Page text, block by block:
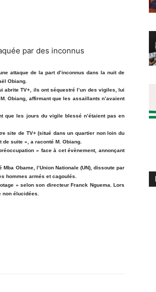
attaque de la part d’inconnus dans la nuit de
Obiang.
abrite TV+, ils ont séquestré l’un des vigiles, lui
Obiang, affirmant que les assaillants n’avaient
que les jours du vigile blessé n’étaient pas en
site de TV+ (situé dans un quartier non loin du
suite », a raconté M. Obiang.
» face à cet évènement, annonçant
Obame, l’Union Nationale (UN), dissoute par
hommes armés et cagoulés.
» selon son directeur Franck Nguema. Lors
non élucidées.